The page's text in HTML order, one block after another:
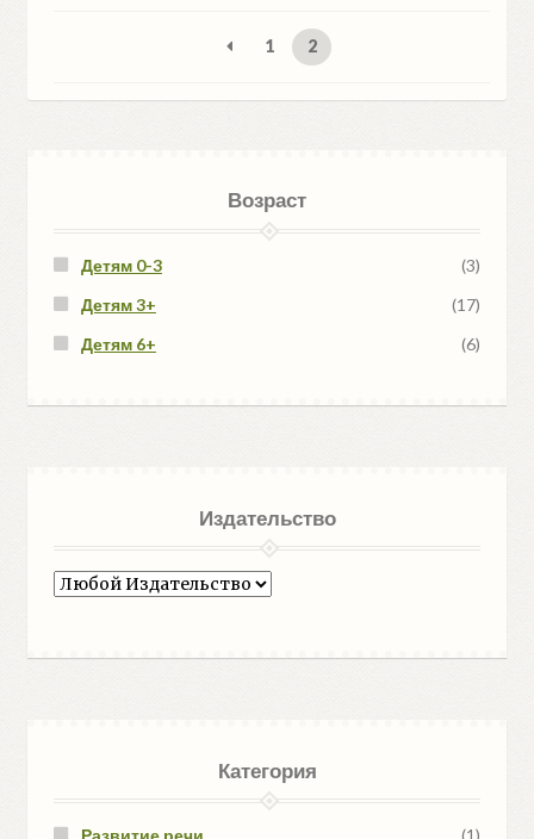
недавние
1 2
Возраст
Детям 0-3
(3)
Детям 3+
(17)
Детям 6+
(6)
Издательство
Категория
Развитие речи (1)